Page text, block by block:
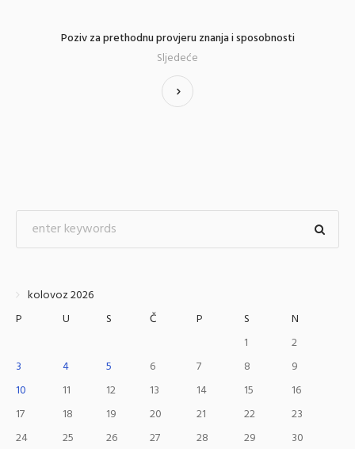
Poziv za prethodnu provjeru znanja i sposobnosti
Sljedeće
kolovoz 2026
P
U S Č P S
N
1
2
3
4 5 6 7 8
9
10
11 12 13 14 15
16
17
18 19 20 21 22
23
24
25 26 27 28 29
30